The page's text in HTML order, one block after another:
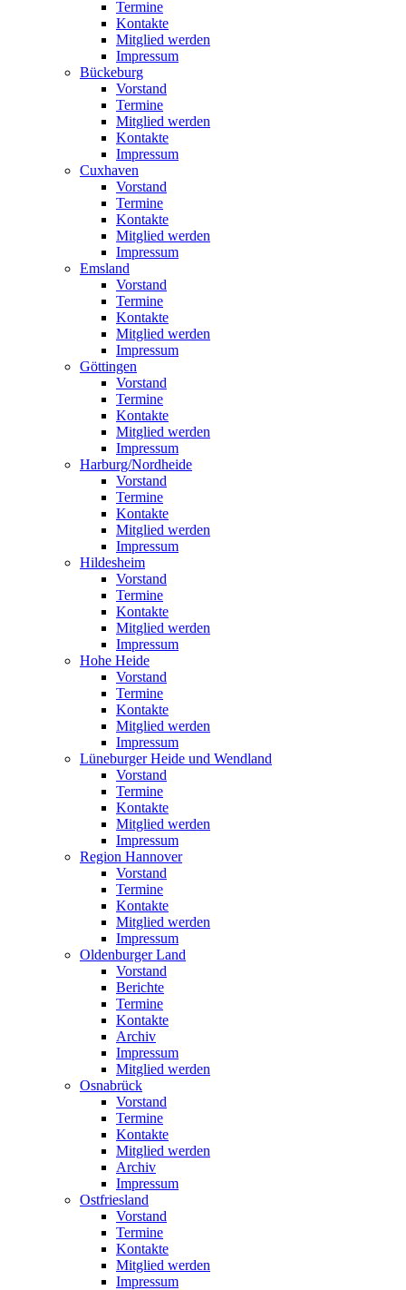
Termine
Kontakte
Mitglied werden
Impressum
Bückeburg
Vorstand
Termine
Mitglied werden
Kontakte
Impressum
Cuxhaven
Vorstand
Termine
Kontakte
Mitglied werden
Impressum
Emsland
Vorstand
Termine
Kontakte
Mitglied werden
Impressum
Göttingen
Vorstand
Termine
Kontakte
Mitglied werden
Impressum
Harburg/Nordheide
Vorstand
Termine
Kontakte
Mitglied werden
Impressum
Hildesheim
Vorstand
Termine
Kontakte
Mitglied werden
Impressum
Hohe Heide
Vorstand
Termine
Kontakte
Mitglied werden
Impressum
Lüneburger Heide und Wendland
Vorstand
Termine
Kontakte
Mitglied werden
Impressum
Region Hannover
Vorstand
Termine
Kontakte
Mitglied werden
Impressum
Oldenburger Land
Vorstand
Berichte
Termine
Kontakte
Archiv
Impressum
Mitglied werden
Osnabrück
Vorstand
Termine
Kontakte
Mitglied werden
Archiv
Impressum
Ostfriesland
Vorstand
Termine
Kontakte
Mitglied werden
Impressum